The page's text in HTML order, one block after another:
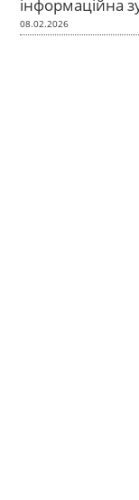
інформаційна
08.02.2026